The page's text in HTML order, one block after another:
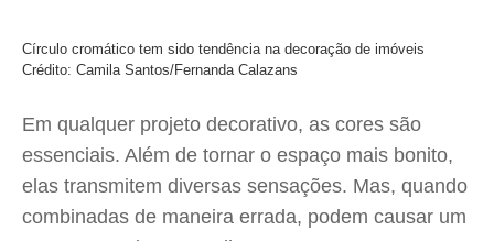
Círculo cromático tem sido tendência na decoração de imóveis
Crédito: Camila Santos/Fernanda Calazans
Em qualquer projeto decorativo, as cores são
essenciais. Além de tornar o espaço mais bonito,
elas transmitem diversas sensações. Mas, quando
combinadas de maneira errada, podem causar um